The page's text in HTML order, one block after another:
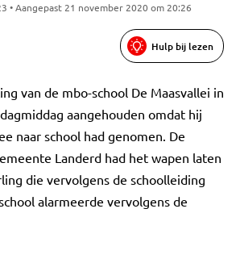
• Aangepast 21 november 2020 om 20:26
Hulp bij lezen
van de mbo-school De Maasvallei in
aangehouden omdat hij
naar school had genomen. De
Landerd had het wapen laten
die vervolgens de schoolleiding
alarmeerde vervolgens de